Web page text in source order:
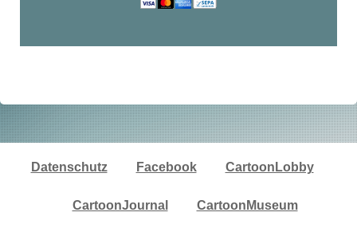
Datenschutz Facebook CartoonLobby
CartoonJournal CartoonMuseum